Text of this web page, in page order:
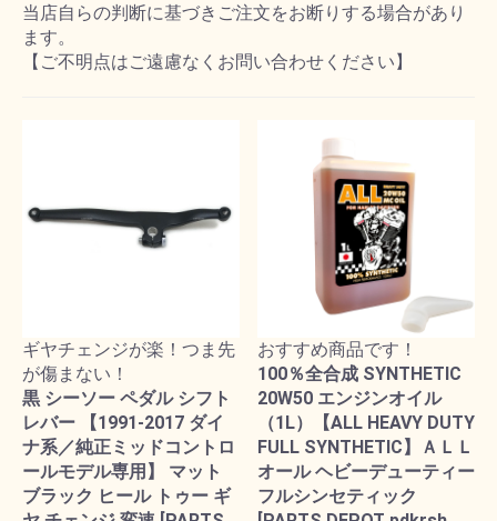
当店自らの判断に基づきご注文をお断りする場合があり
ます。
【ご不明点はご遠慮なくお問い合わせください】
ギヤチェンジが楽！つま先
が傷まない！
黒 シーソー ペダル シフト
レバー 【1991-2017 ダイ
ナ系／純正ミッドコントロ
ールモデル専用】 マット
ブラック ヒール トゥー ギ
おすすめ商品です！
100％全合成 SYNTHETIC
20W50 エンジンオイル
（1L）【ALL HEAVY DUTY
FULL SYNTHETIC】ＡＬＬ
オール ヘビーデューティー
フルシンセティック